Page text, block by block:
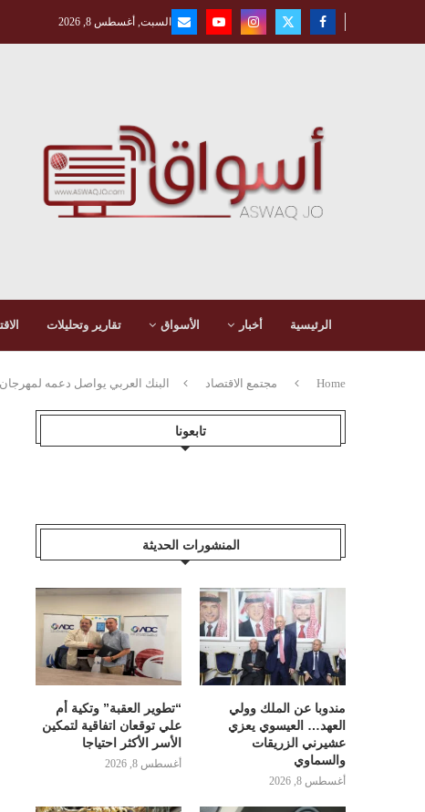
السبت, أغسطس 8, 2026
الرئيسية أخبار الأسواق تقارير وتحليلات
Home مجتمع الاقتصاد البنك العربي يواصل دعمه لمهرجان “بالعربي 2026”
تابعونا
المنشورات الحديثة
مندوبا عن الملك وولي
العهد… العيسوي يعزي
عشيرني الزريقات
والسماوي
أغسطس 8, 2026
“تطوير العقبة” وتكية أم
علي توقعان اتفاقية لتمكين
الأسر الأكثر احتياجا
أغسطس 8, 2026